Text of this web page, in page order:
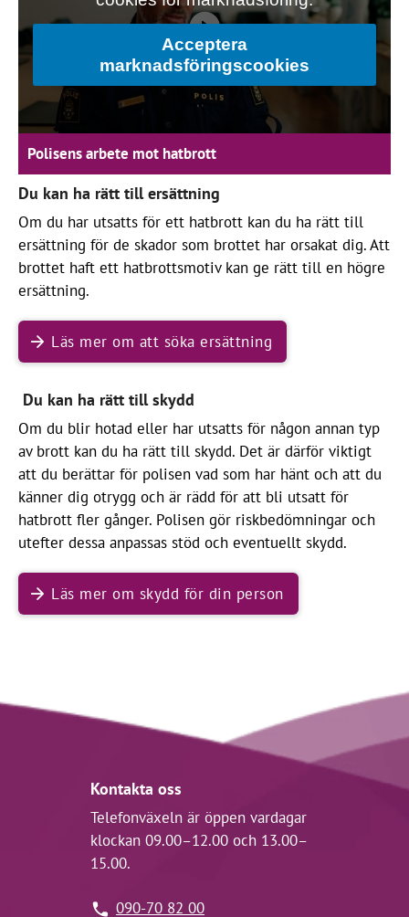
Acceptera
marknadsföringscookies
Polisens arbete mot hatbrott
Du kan ha rätt till ersättning
Om du har utsatts för ett hatbrott kan du ha rätt till
ersättning för de skador som brottet har orsakat dig. Att
brottet haft ett hatbrottsmotiv kan ge rätt till en högre
ersättning.
Läs mer om att söka ersättning
Du kan ha rätt till skydd
Om du blir hotad eller har utsatts för någon annan typ
av brott kan du ha rätt till skydd. Det är därför viktigt
att du berättar för polisen vad som har hänt och att du
känner dig otrygg och är rädd för att bli utsatt för
hatbrott fler gånger. Polisen gör riskbedömningar och
utefter dessa anpassas stöd och eventuellt skydd.
Läs mer om skydd för din person
Kontakta oss
Telefonväxeln är öppen vardagar
klockan 09.00–12.00 och 13.00–
15.00.
090-70 82 00